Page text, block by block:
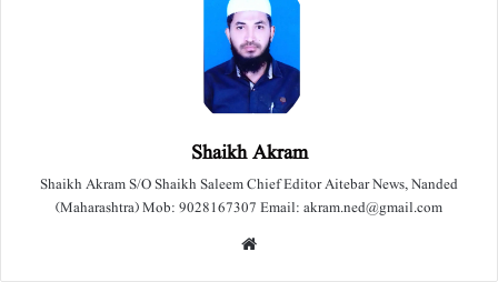
Shaikh Akram
Shaikh Akram S/O Shaikh Saleem Chief Editor Aitebar News, Nanded
(Maharashtra) Mob: 9028167307 Email: akram.ned@gmail.com